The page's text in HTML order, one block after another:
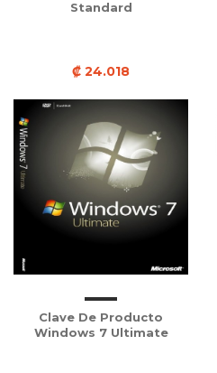
Standard
₡ 24.018
Clave De Producto
Windows 7 Ultimate